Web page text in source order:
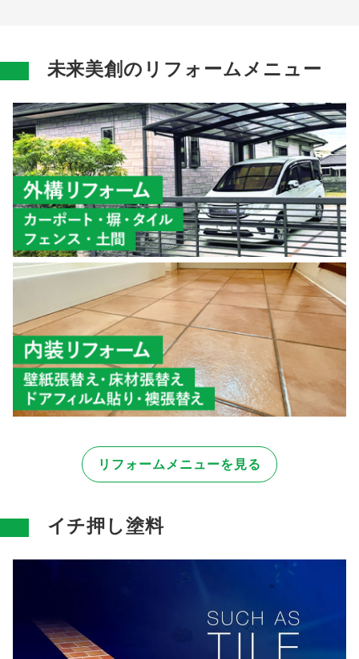
未来美創のリフォームメニュー
リフォームメニューを見る
イチ押し塗料